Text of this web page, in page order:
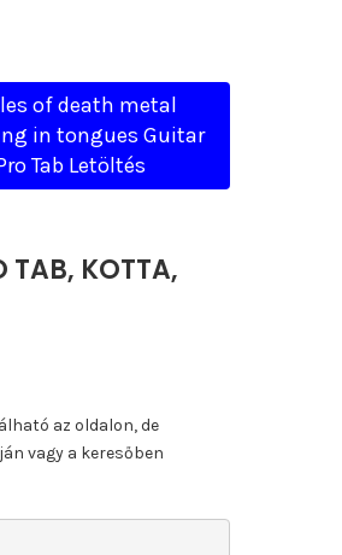
of death metal
in tongues Guitar
Tab Letöltés
KOTTA,
az oldalon, de
vagy a keresőben